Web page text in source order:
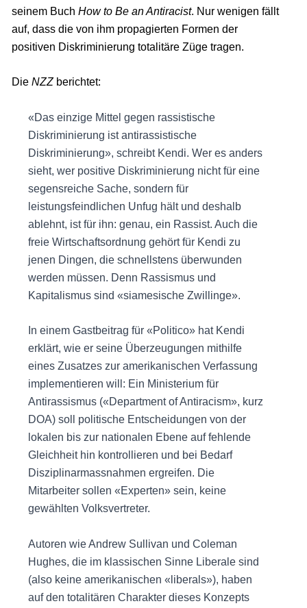
seinem Buch How to Be an Antiracist. Nur wenigen fällt
auf, dass die von ihm propagierten Formen der
positiven Diskriminierung totalitäre Züge tragen.
Die NZZberichtet:
«Das einzige Mittel gegen rassistische
Diskriminierung ist antirassistische
Diskriminierung», schreibt Kendi. Wer es anders
sieht, wer positive Diskriminierung nicht für eine
segensreiche Sache, sondern für
leistungsfeindlichen Unfug hält und deshalb
ablehnt, ist für ihn: genau, ein Rassist. Auch die
freie Wirtschaftsordnung gehört für Kendi zu
jenen Dingen, die schnellstens überwunden
werden müssen. Denn Rassismus und
Kapitalismus sind «siamesische Zwillinge».
In einem Gastbeitrag für «Politico» hat Kendi
erklärt, wie er seine Überzeugungen mithilfe
eines Zusatzes zur amerikanischen Verfassung
implementieren will: Ein Ministerium für
Antirassismus («Department of Antiracism», kurz
DOA) soll politische Entscheidungen von der
lokalen bis zur nationalen Ebene auf fehlende
Gleichheit hin kontrollieren und bei Bedarf
Disziplinarmassnahmen ergreifen. Die
Mitarbeiter sollen «Experten» sein, keine
gewählten Volksvertreter.
Autoren wie Andrew Sullivan und Coleman
Hughes, die im klassischen Sinne Liberale sind
(also keine amerikanischen «liberals»), haben
auf den totalitären Charakter dieses Konzepts